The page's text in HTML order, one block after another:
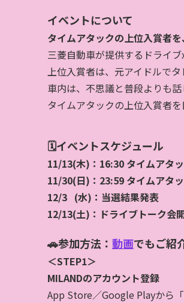
イベントについて
タイムアタックの上位入賞者
三菱自動車が提供するドライブ
上位入賞者は、元アイドルで
車内は、不思議と普段よりも
タイムアタックの上位入賞者
🗓️イベントスケジュール
11/13(木)：16:30 タイムアタ
11/30(日)：23:59 タイムアタ
12/3 (水)：当選結果発表
12/13(土)：ドライブトーク会
🚗参加方法：動画でもご紹
＜STEP1＞
MILANDのアカウント登録
App Store／Google Playから「